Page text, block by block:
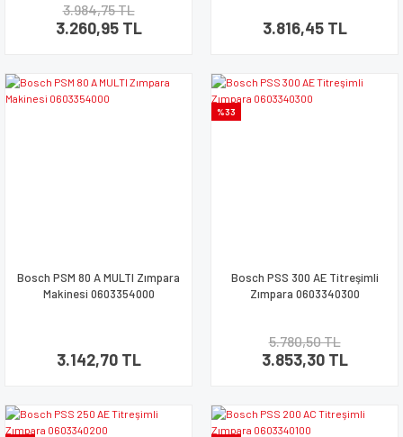
3.984,75 TL
3.260,95 TL 3.816,45 TL
Bosch PSM 80 A MULTI Zımpara
Makinesi 0603354000
3.142,70 TL
%33
Bosch PSS 300 AE Titreşimli
Zımpara 0603340300
5.780,50 TL
3.853,30 TL